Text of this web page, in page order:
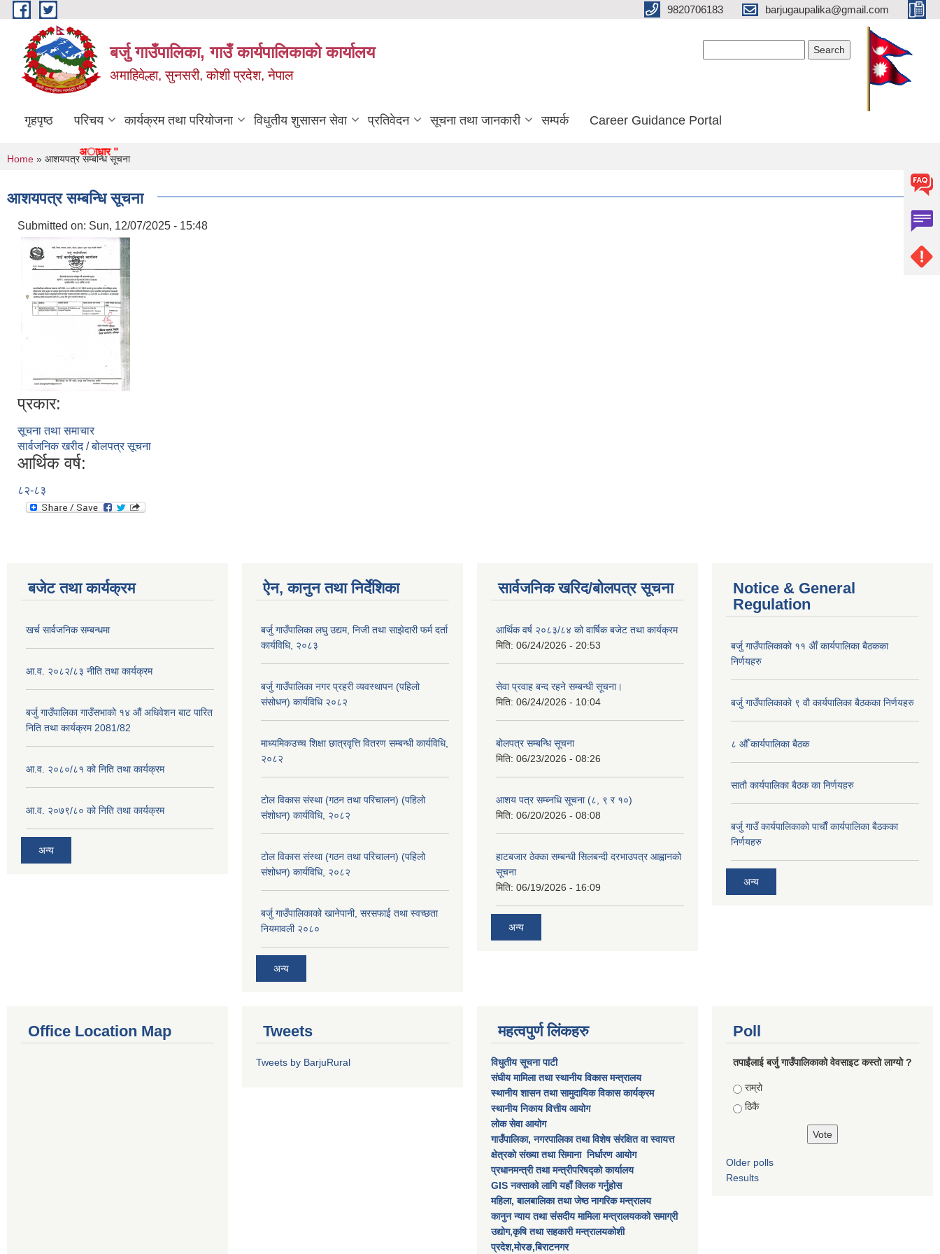
Skip to main content 9820706183 barjugaupalika@gmail.com
बर्जु गाउँपालिका, गाउँ कार्यपालिकाको कार्यालय
अमाहिवेल्हा, सुनसरी, कोशी प्रदेश, नेपाल
गृहपृष्ठ परिचय कार्यक्रम तथा परियोजना विधुतीय शुसासन सेवा प्रतिवेदन सूचना तथा जानकारी सम्पर्क Career Guidance Portal
समृद्ध बर्जुकाे अाधार "
You are here
Home » आशयपत्र सम्बन्धि सूचना
आशयपत्र सम्बन्धि सूचना
Submitted on: Sun, 12/07/2025 - 15:48
प्रकार:
सूचना तथा समाचार
सार्वजनिक खरीद / बोलपत्र सूचना
आर्थिक वर्ष:
८२-८३
बजेट तथा कार्यक्रम
खर्च सार्वजनिक सम्बन्धमा
आ.व. २०८२/८३ नीति तथा कार्यक्रम
बर्जु गाउँपालिका गाउँसभाको १४ औं अधिवेशन बाट पारित
निति तथा कार्यक्रम 2081/82
आ.व. २०८०/८१ को निति तथा कार्यक्रम
आ.व. २०७९/८० को निति तथा कार्यक्रम
अन्य
ऐन, कानुन तथा निर्देशिका
बर्जु गाउँपालिका लघु उद्यम, निजी तथा साझेदारी फर्म दर्ता
कार्यविधि, २०८३
बर्जु गाउँपालिका नगर प्रहरी व्यवस्थापन (पहिलो
संसोधन) कार्यविधि २०८२
माध्यमिकउच्च शिक्षा छात्रवृत्ति वितरण सम्बन्धी कार्यविधि,
२०८२
टोल विकास संस्था (गठन तथा परिचालन) (पहिलो
संशोधन) कार्यविधि, २०८२
टोल विकास संस्था (गठन तथा परिचालन) (पहिलो
संशोधन) कार्यविधि, २०८२
बर्जु गाउँपालिकाको खानेपानी, सरसफाई तथा स्वच्छता
नियमावली २०८०
अन्य
सार्वजनिक खरिद/बोलपत्र सूचना
आर्थिक वर्ष २०८३/८४ को वार्षिक बजेट तथा कार्यक्रम
मिति: 06/24/2026 - 20:53
सेवा प्रवाह बन्द रहने सम्बन्धी सूचना।
मिति: 06/24/2026 - 10:04
बोलपत्र सम्बन्धि सूचना
मिति: 06/23/2026 - 08:26
आशय पत्र सम्ब्नधि सूचना (८, ९ र १०)
मिति: 06/20/2026 - 08:08
हाटबजार ठेक्का सम्बन्धी सिलबन्दी दरभाउपत्र आह्वानको
सूचना
मिति: 06/19/2026 - 16:09
अन्य
Notice & General
Regulation
बर्जु गाउँपालिकाकाे ११ अैाँ कार्यपालिका बैठकका
निर्णयहरु
बर्जु गाउँपालिकाकाे ९ वाै‌ कार्यपालिका बैठकका निर्णयहरु
८ औँ कार्यपालिका बैठक
साताै‌ कार्यपालिका बैठक का निर्णयहरु
बर्जु गाउँ कार्यपालिकाकाे पाचाै‌ँ कार्यपालिका बैठकका
निर्णयहरु
अन्य
Office Location Map Tweets
Tweets by BarjuRural
महत्वपुर्ण लिंकहरु
विधुतीय सूचना पाटी
संघीय मामिला तथा स्थानीय विकास मन्त्रालय
स्थानीय शासन तथा सामुदायिक विकास कार्यक्रम
स्थानीय निकाय वित्तीय आयोग
लोक सेवा आयोग
गाउँपालिका, नगरपालिका तथा विशेष स‌ंरक्षित वा स्वायत्त
क्षेत्रकाे स‌ंख्या तथा सिमाना निर्धारण आयाेग
प्रधानमन्त्री तथा मन्त्रीपरिषद्को कार्यालय
GIS नक्साको लागि यहाँ क्लिक गर्नुहोस
महिला, बालबालिका तथा जेष्ठ नागरिक मन्त्रालय
कानुन न्याय तथा संसदीय मामिला मन्त्रालयकको समाग्री
उद्योग,कृषि तथा सहकारी मन्त्रालयकोशी
प्रदेश,मोरङ,बिराटनगर
Poll
तपाईंलाई बर्जु गाउँपालिकाको वेवसाइट कस्तो लाग्यो ?
Choices
राम्राे
ठिकै
Older polls
Results